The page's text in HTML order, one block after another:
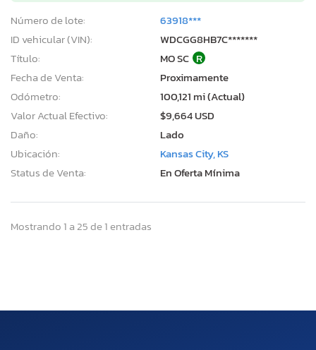
Número de lote:
63918***
ID vehicular (VIN):
WDCGG8HB7C*******
Título:
MO SC R
Fecha de Venta:
Proximamente
Odómetro:
100,121 mi (Actual)
Valor Actual Efectivo:
$9,664 USD
Daño:
Lado
Ubicación:
Kansas City, KS
Status de Venta:
En Oferta Mínima
Mostrando 1 a 25 de 1 entradas